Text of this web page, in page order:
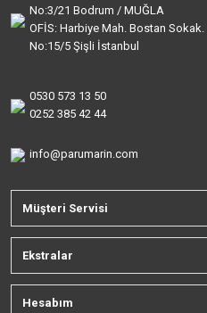
No:3/21 Bodrum / MUĞLA
OFİS: Harbiye Mah. Bostan
No:15/5 Şişli İstanbul
0530 573 13 50
0252 385 42 44
info@parumarin.com
Müşteri Servisi
Ekstralar
Hesabım